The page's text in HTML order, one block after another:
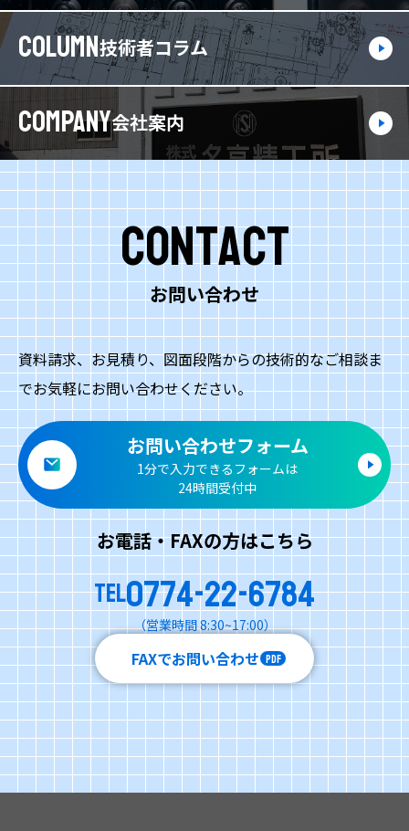
COLUMN技術者コラム
COMPANY会社案内
Contact
お問い合わせ
資料請求、お見積り、図面段階からの技術的なご相談ま
でお気軽にお問い合わせください。
お問い合わせフォーム
1分で入力できるフォームは
24時間受付中
お電話・FAXの方はこちら
TEL0774-22-6784
（営業時間 8:30~17:00）
FAXでお問い合わせ PDF